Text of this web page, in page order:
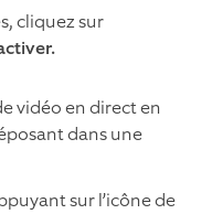
cliquez sur
vidéo en direct en
dans une
sur l’icône de